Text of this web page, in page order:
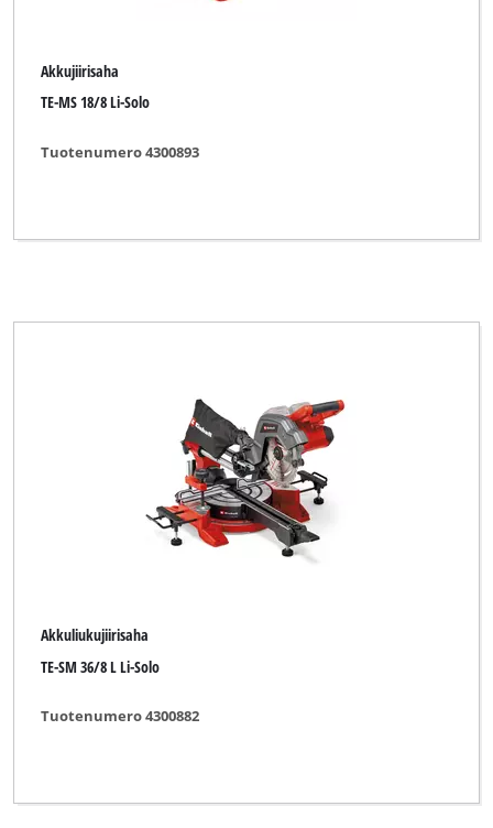
Akkujiirisaha
TE-MS 18/8 Li-Solo
Tuotenumero 4300893
Akkuliukujiirisaha
TE-SM 36/8 L Li-Solo
Tuotenumero 4300882